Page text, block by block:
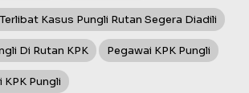
Kasus Pungli Rutan Segera Diadili
Di Rutan KPK Pegawai KPK Pungli
KPK Pungli